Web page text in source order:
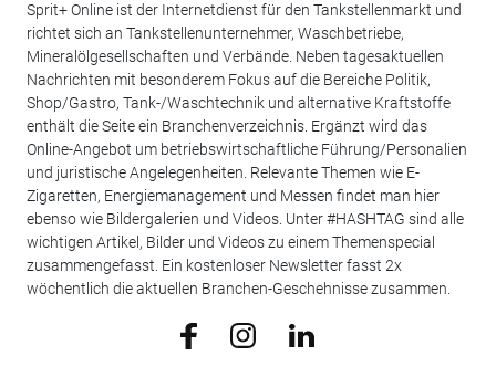
Sprit+ Online ist der Internetdienst für den Tankstellenmarkt und
richtet sich an Tankstellenunternehmer, Waschbetriebe,
Mineralölgesellschaften und Verbände. Neben tagesaktuellen
Nachrichten mit besonderem Fokus auf die Bereiche Politik,
Shop/Gastro, Tank-/Waschtechnik und alternative Kraftstoffe
enthält die Seite ein Branchenverzeichnis. Ergänzt wird das
Online-Angebot um betriebswirtschaftliche Führung/Personalien
und juristische Angelegenheiten. Relevante Themen wie E-
Zigaretten, Energiemanagement und Messen findet man hier
ebenso wie Bildergalerien und Videos. Unter #HASHTAG sind alle
wichtigen Artikel, Bilder und Videos zu einem Themenspecial
zusammengefasst. Ein kostenloser Newsletter fasst 2x
wöchentlich die aktuellen Branchen-Geschehnisse zusammen.